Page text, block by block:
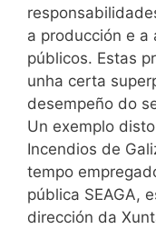
a producción e a
públicos. Estas
unha certa
desempeño do
Un exemplo
Incendios de
tempo
pública SEAGA,
dirección da